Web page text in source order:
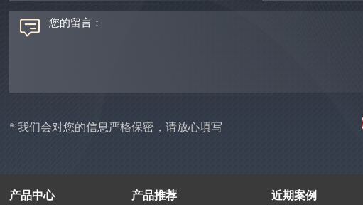
* 我们会对您的信息严格保密，请放心填写
产品中心 产品推荐 近期案例